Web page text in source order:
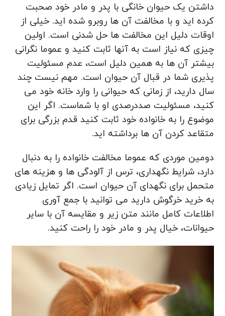
داشتن یک حیوان خانگی با پدر و مادر خود صحبت
کرده اید و با مخالفت آن ها روبرو شده اید. خیلی از
اوقات دلیل این مخالفت ها حل شدنی است. اولین
چیزی که نیاز است به آنها ثابت کنید و عموما نگرانی
بیشتر آن ها به همین دلیل است، عدم مسئولیت
پذیری شما در قبال آن حیوان است. مهم نیست چند
سال دارید، از زمانی که حیوانی را وارد خانه خود می
کنید، مسئولیت صددرصدی او با شماست. اگر این
موضوع را به خانواده خود ثابت کنید قدم بزرگی برای
متقاعد کردن آن ها برداشته اید.
دومین موردی که عموما مخالفت خانواده را به دنبال
دارد، شرایط نگهداری، ترس از آلودگی ها و هزینه های
متحمل برای نگهدای آن حیوان است. اگر تمایل زیادی
به خرید خرگوش دارید می توانید با جمع آوری
اطلاعات کامل مانند متن زیر و مقایسه آن با سایر
حیوانات، خیال پدر و مادر خود را راحت کنید.